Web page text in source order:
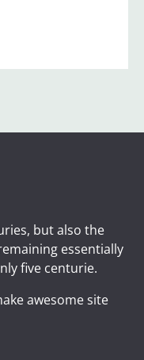
but also the
essentially
five centurie.
awesome site